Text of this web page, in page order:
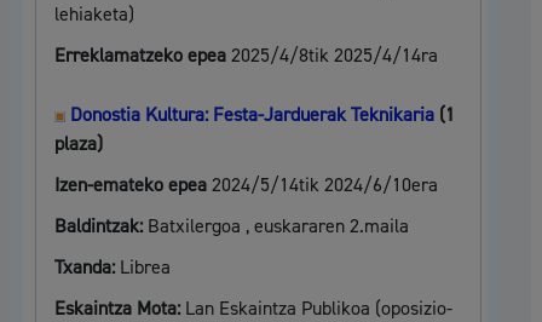
lehiaketa)
Erreklamatzeko epea 2025/4/8tik 2025/4/14ra
Donostia Kultura: Festa-Jarduerak Teknikaria(1
plaza)
Izen-emateko epea 2024/5/14tik 2024/6/10era
Baldintzak: Batxilergoa , euskararen 2.maila
Txanda: Librea
Eskaintza Mota: Lan Eskaintza Publikoa (oposizio-